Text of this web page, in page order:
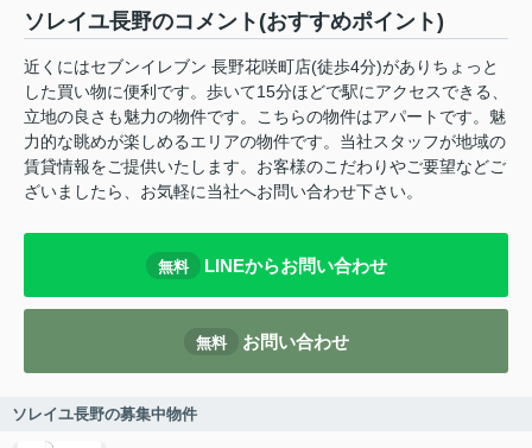
ソレイユ長野のコメント(おすすめポイント)
近くにはセブンイレブン 長野花咲町店(徒歩4分)がありちょっと
した買い物に便利です。歩いて15分ほどで駅にアクセスできる、
立地の良さも魅力の物件です。こちらの物件はアパートです。魅
力的な眺めが楽しめるエリアの物件です。当社スタッフが地域の
賃貸情報をご提供いたします。お客様のこだわりやご要望などご
ざいましたら、お気軽に当社へお問い合わせ下さい。
無料 LINEからお問い合わせ
無料 お問い合わせ
ソレイユ長野の募集中物件